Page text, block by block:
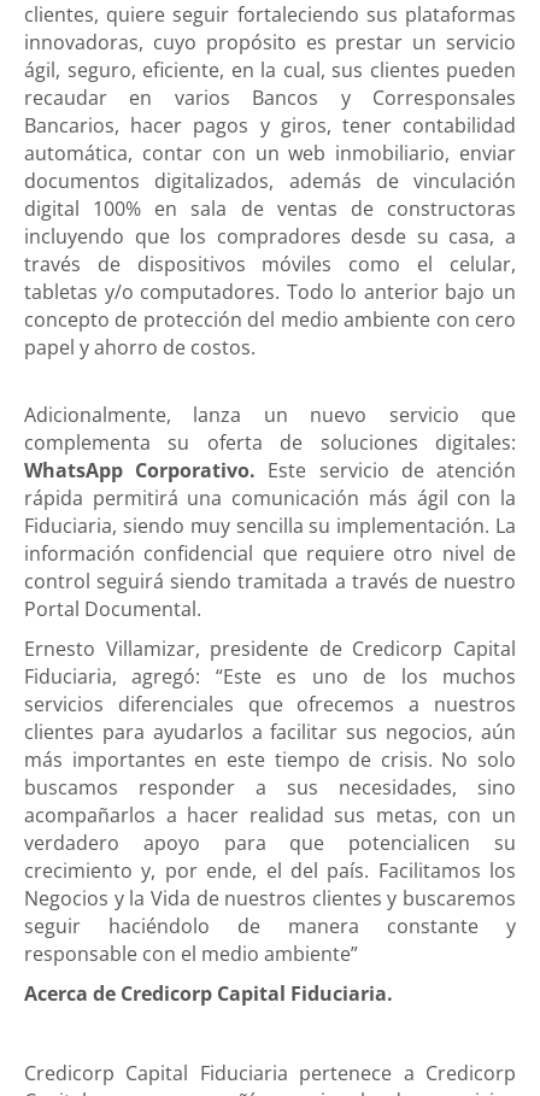
clientes, quiere seguir fortaleciendo sus plataformas
innovadoras, cuyo propósito es prestar un servicio
ágil, seguro, eficiente, en la cual, sus clientes pueden
recaudar en varios Bancos y Corresponsales
Bancarios, hacer pagos y giros, tener contabilidad
automática, contar con un web inmobiliario, enviar
documentos digitalizados, además de vinculación
digital 100% en sala de ventas de constructoras
incluyendo que los compradores desde su casa, a
través de dispositivos móviles como el celular,
tabletas y/o computadores. Todo lo anterior bajo un
concepto de protección del medio ambiente con cero
papel y ahorro de costos.
Adicionalmente, lanza un nuevo servicio que
complementa su oferta de soluciones digitales:
WhatsApp Corporativo. Este servicio de atención
rápida permitirá una comunicación más ágil con la
Fiduciaria, siendo muy sencilla su implementación. La
información confidencial que requiere otro nivel de
control seguirá siendo tramitada a través de nuestro
Portal Documental.
Ernesto Villamizar, presidente de Credicorp Capital
Fiduciaria, agregó: “Este es uno de los muchos
servicios diferenciales que ofrecemos a nuestros
clientes para ayudarlos a facilitar sus negocios, aún
más importantes en este tiempo de crisis. No solo
buscamos responder a sus necesidades, sino
acompañarlos a hacer realidad sus metas, con un
verdadero apoyo para que potencialicen su
crecimiento y, por ende, el del país. Facilitamos los
Negocios y la Vida de nuestros clientes y buscaremos
seguir haciéndolo de manera constante y
responsable con el medio ambiente”
Acerca de Credicorp Capital Fiduciaria.
Credicorp Capital Fiduciaria pertenece a Credicorp